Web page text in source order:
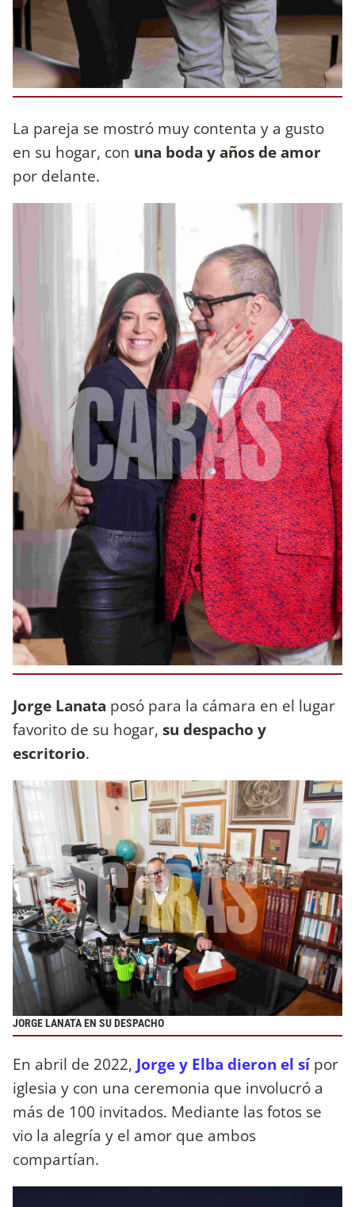
La pareja se mostró muy contenta y a gusto
en su hogar, con una boda y años de amor
por delante.
Jorge Lanata posó para la cámara en el lugar
favorito de su hogar, su despacho y
escritorio.
JORGE LANATA EN SU DESPACHO
En abril de 2022, Jorge y Elba dieron el sípor
iglesia y con una ceremonia que involucró a
más de 100 invitados. Mediante las fotos se
vio la alegría y el amor que ambos
compartían.